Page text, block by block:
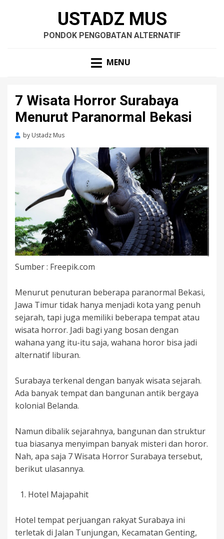
USTADZ MUS
PONDOK PENGOBATAN ALTERNATIF
MENU
7 Wisata Horror Surabaya
Menurut Paranormal Bekasi
by Ustadz Mus
Sumber : Freepik.com
Menurut penuturan beberapa paranormal Bekasi,
Jawa Timur tidak hanya menjadi kota yang penuh
sejarah, tapi juga memiliki beberapa tempat atau
wisata horror. Jadi bagi yang bosan dengan
wahana yang itu-itu saja, wahana horor bisa jadi
alternatif liburan.
Surabaya terkenal dengan banyak wisata sejarah.
Ada banyak tempat dan bangunan antik bergaya
kolonial Belanda.
Namun dibalik sejarahnya, bangunan dan struktur
tua biasanya menyimpan banyak misteri dan horor.
Nah, apa saja 7 Wisata Horror Surabaya tersebut,
berikut ulasannya.
Hotel Majapahit
Hotel tempat perjuangan rakyat Surabaya ini
terletak di Jalan Tunjungan, Kecamatan Genting,